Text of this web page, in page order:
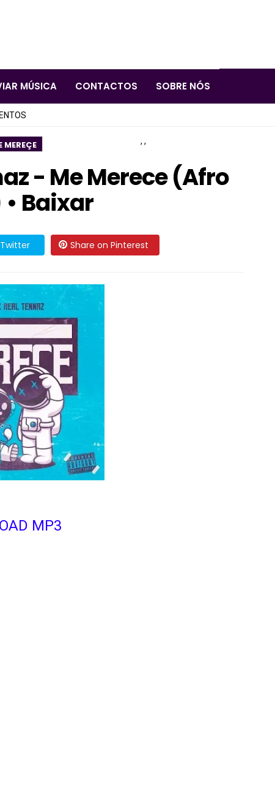
MÚSICA CONTACTOS SOBRE NÓS
, ,
MEREÇE
- Me Merece (Afro
Baixar
Share on Pinterest
MP3